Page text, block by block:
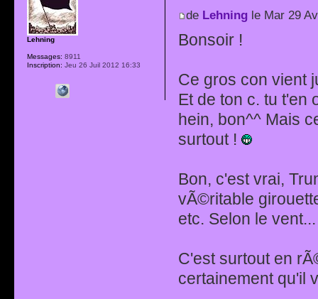
de Lehningle Mar 29
Bonsoir !
Ce gros con vient
Et de ton c. tu t'en
hein, bon^^ Mais
surtout !
Bon, c'est vrai,
vÃ©ritable
etc. Selon le
C'est surtout en
certainement qu'il
Lehning
Messages: 8911
Inscription: Jeu 26 Juil 2012 16:33